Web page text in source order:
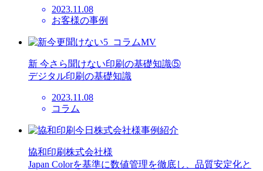
2023.11.08
お客様の事例
新 今さら聞けない印刷の基礎知識⑤
デジタル印刷の基礎知識
2023.11.08
コラム
協和印刷株式会社様
Japan Colorを基準に数値管理を徹底し、品質安定化と